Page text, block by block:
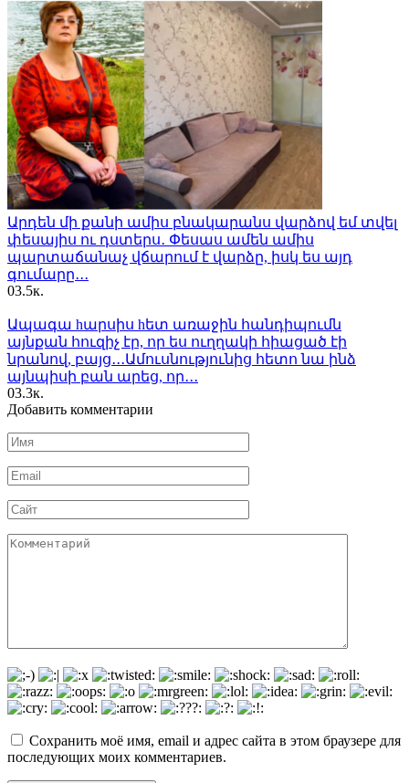
Արդեն մի քանի ամիս բնակարանս վարձով եմ տվել
փեսայիս ու դստերս․ Փեսաս ամեն ամիս
պարտաճանաչ վճարում է վարձը, իսկ ես այդ
գումարը․․․
03.5к.
Ապագա hարսիս hետ առաջին հանդիպումն
այնքան հուզիչ էր, որ ես ուղղակի հիացած էի
նրանով, բայց․․․Ամուսնությունից հետո նա ինձ
այնպիսի բան արեց, որ․․․
03.3к.
Добавить комментарии
Имя
*
Email
*
Сайт
Комментарий
Сохранить моё имя, email и адрес сайта в этом браузере для
последующих моих комментариев.